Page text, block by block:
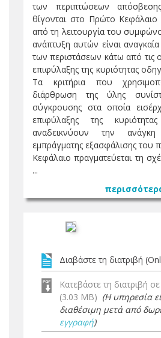
των περιπτώσεων
θίγονται στο Πρώτο Κεφάλαιο
από τη λειτουργία του
ανάπτυξη αυτών είναι
των περιστάσεων κάτω από τις
επιφύλαξης της κυριότητας
Τα κριτήρια που
διάρθρωση της ύλης
σύγκρουσης στα οποία
επιφύλαξης της
αναδεικνύουν την ανάγκη
εμπράγματης εξασφάλισης του
Κεφάλαιο πραγματεύεται τη
...
Διαβάστε τη διατριβή
Κατεβάστε τη διατριβή
(3.03 MB) (Η υπηρεσία
διαθέσιμη μετά από
εγγραφή)